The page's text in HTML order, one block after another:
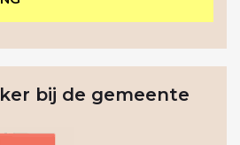
bij de gemeente